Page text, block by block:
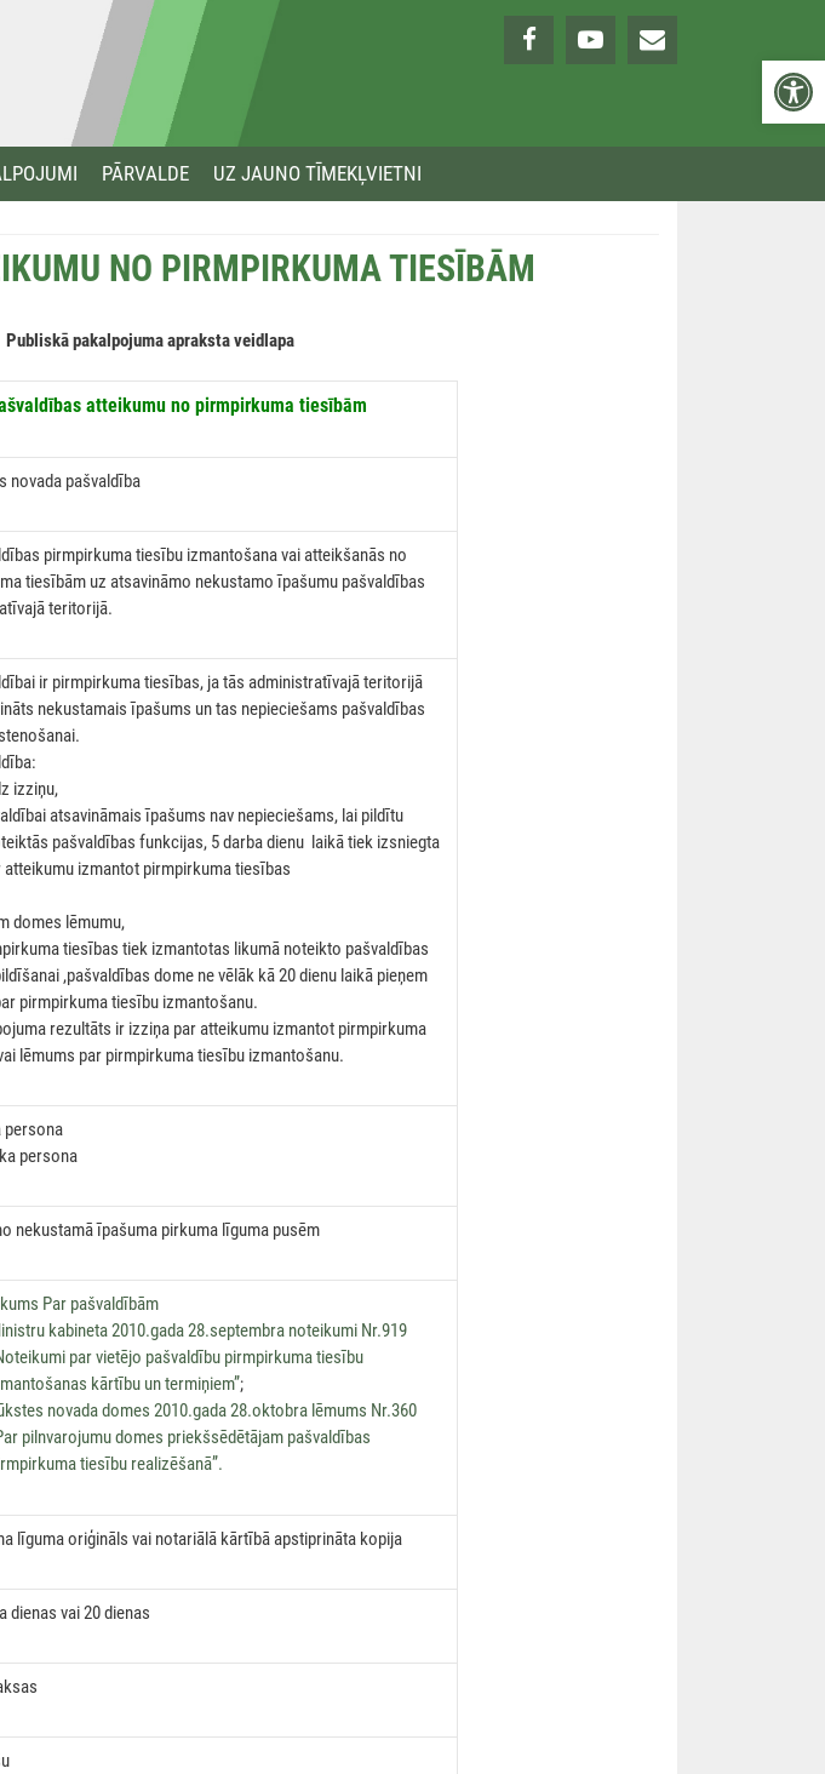
PĀRVALDE UZ JAUNO TĪMEKĻVIETNI
NO PIRMPIRKUMA TIESĪBĀM
Publiskā pakalpojuma apraksta veidlapa
atteikumu no pirmpirkuma tiesībām
pašvaldība
pirmpirkuma tiesību izmantošana vai atteikšanās no
tiesībām uz atsavināmo nekustamo īpašumu pašvaldības
teritorijā.
ir pirmpirkuma tiesības, ja tās administratīvajā teritorijā
nekustamais īpašums un tas nepieciešams pašvaldības
izziņu,
atsavināmais īpašums nav nepieciešams, lai pildītu
pašvaldības funkcijas, 5 darba dienu laikā tiek izsniegta
atteikumu izmantot pirmpirkuma tiesības
lēmumu,
tiesības tiek izmantotas likumā noteikto pašvaldības
,pašvaldības dome ne vēlāk kā 20 dienu laikā pieņem
pirmpirkuma tiesību izmantošanu.
rezultāts ir izziņa par atteikumu izmantot pirmpirkuma
lēmums par pirmpirkuma tiesību izmantošanu.
persona
nekustamā īpašuma pirkuma līguma pusēm
Par pašvaldībām
kabineta 2010.gada 28.septembra noteikumi Nr.919
par vietējo pašvaldību pirmpirkuma tiesību
kārtību un termiņiem”;
novada domes 2010.gada 28.oktobra lēmums Nr.360
pilnvarojumu domes priekšsēdētājam pašvaldības
tiesību realizēšanā”.
līguma oriģināls vai notariālā kārtībā apstiprināta kopija
vai 20 dienas